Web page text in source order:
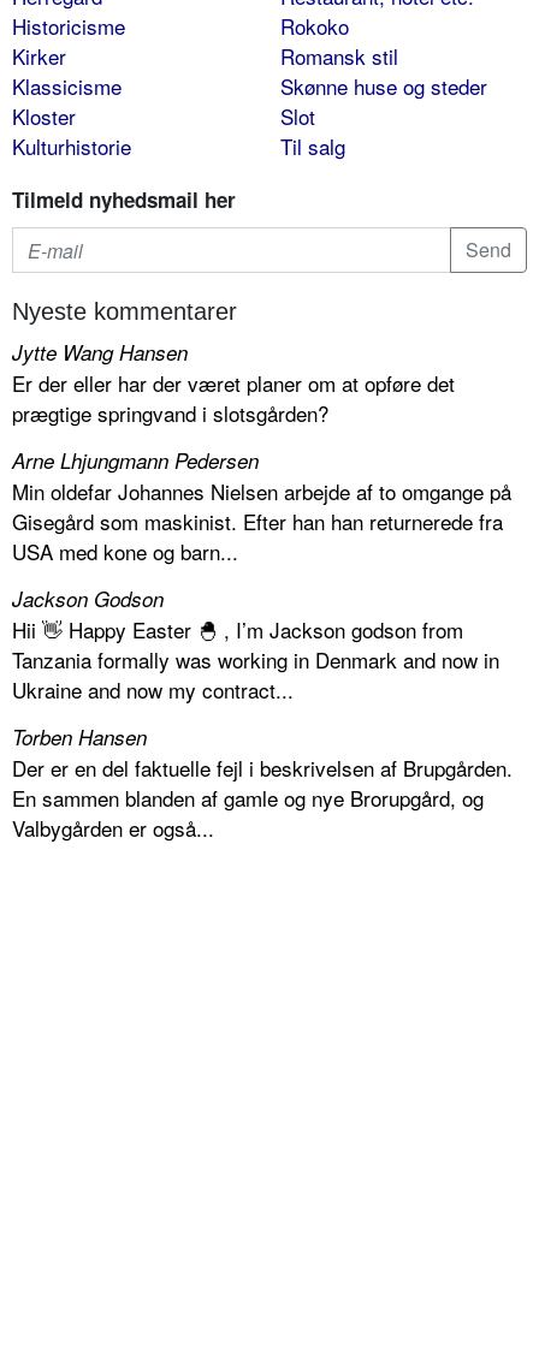
Historicisme
Kirker
Klassicisme
Kloster
Kulturhistorie
Rokoko
Romansk stil
Skønne huse og steder
Slot
Til salg
Tilmeld nyhedsmail her
Nyeste kommentarer
Jytte Wang Hansen
Er der eller har der været planer om at opføre det
prægtige springvand i slotsgården?
Arne Lhjungmann Pedersen
Min oldefar Johannes Nielsen arbejde af to omgange på
Gisegård som maskinist. Efter han han returnerede fra
USA med kone og barn...
Jackson Godson
Hii 👋 Happy Easter 🐣 , I’m Jackson godson from
Tanzania formally was working in Denmark and now in
Ukraine and now my contract...
Torben Hansen
Der er en del faktuelle fejl i beskrivelsen af Brupgården.
En sammen blanden af gamle og nye Brorupgård, og
Valbygården er også...